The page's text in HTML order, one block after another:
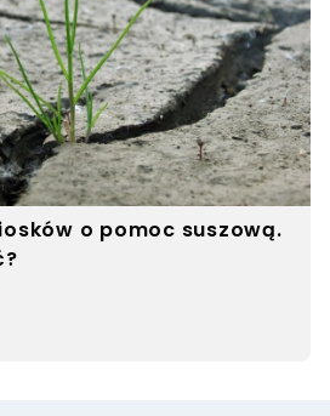
o pomoc suszową.